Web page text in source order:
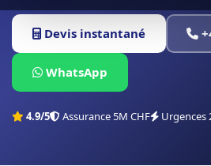
Devis instantané
WhatsApp
4.9/5 Assurance 5M CHF Urgences